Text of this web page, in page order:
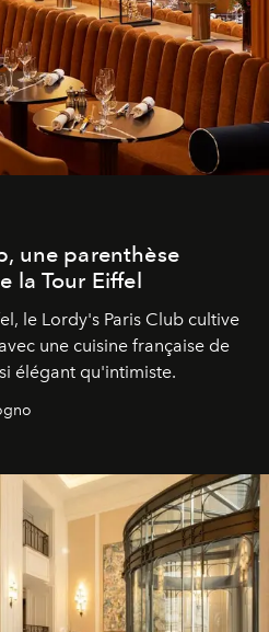
une parenthèse
la Tour Eiffel
le Lordy's Paris Club cultive
une cuisine française de
élégant qu'intimiste.